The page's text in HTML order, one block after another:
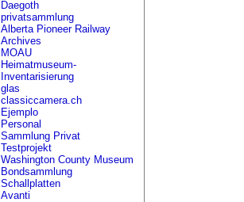
Daegoth
privatsammlung
Alberta Pioneer Railway
Archives
MOAU
Heimatmuseum-
Inventarisierung
glas
classiccamera.ch
Ejemplo
Personal
Sammlung Privat
Testprojekt
Washington County Museum
Bondsammlung
Schallplatten
Avanti